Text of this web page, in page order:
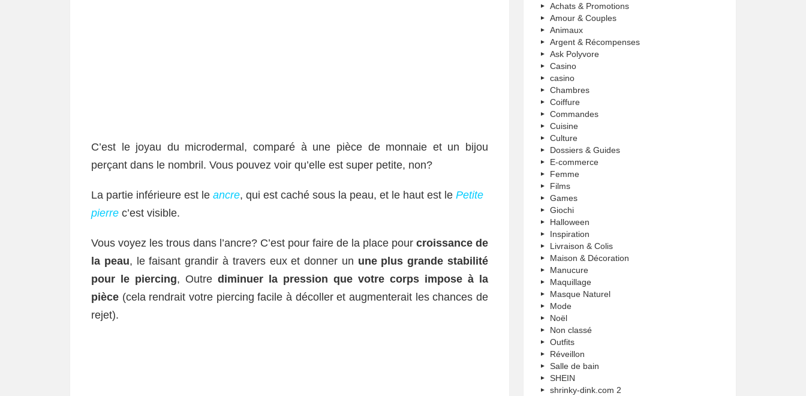
C’est le joyau du microdermal, comparé à une pièce de monnaie et un bijou
perçant dans le nombril. Vous pouvez voir qu’elle est super petite, non?
La partie inférieure est le ancre, qui est caché sous la peau, et le haut est le Petite
pierre c’est visible.
Vous voyez les trous dans l’ancre? C’est pour faire de la place pour croissance de
la peau, le faisant grandir à travers eux et donner un une plus grande stabilité
pour le piercing, Outre diminuer la pression que votre corps impose à la
pièce (cela rendrait votre piercing facile à décoller et augmenterait les chances de
rejet).
Achats & Promotions
Amour & Couples
Animaux
Argent & Récompenses
Ask Polyvore
Casino
casino
Chambres
Coiffure
Commandes
Cuisine
Culture
Dossiers & Guides
E-commerce
Femme
Films
Games
Giochi
Halloween
Inspiration
Livraison & Colis
Maison & Décoration
Manucure
Maquillage
Masque Naturel
Mode
Noël
Non classé
Outfits
Réveillon
Salle de bain
SHEIN
shrinky-dink.com 2